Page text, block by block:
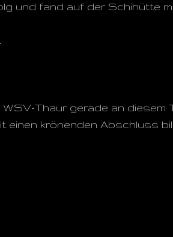
und fand auf der Schihütte
Thaur gerade an
einen krönenden Abschluss